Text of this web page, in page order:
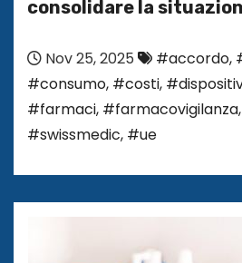
consolidare la
Nov 25, 2025 #accordo,
#consumo, #costi,
#farmaci, #farmacovigilanza,
#swissmedic, #ue